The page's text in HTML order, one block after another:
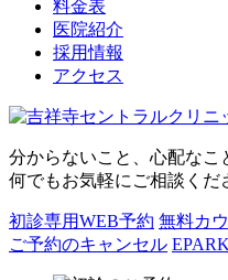
料金表
医院紹介
採用情報
アクセス
分からないこと、心配なこ
何でもお気軽にご相談くだ
初診専用WEB予約 無料カ
ご予約のキャンセル